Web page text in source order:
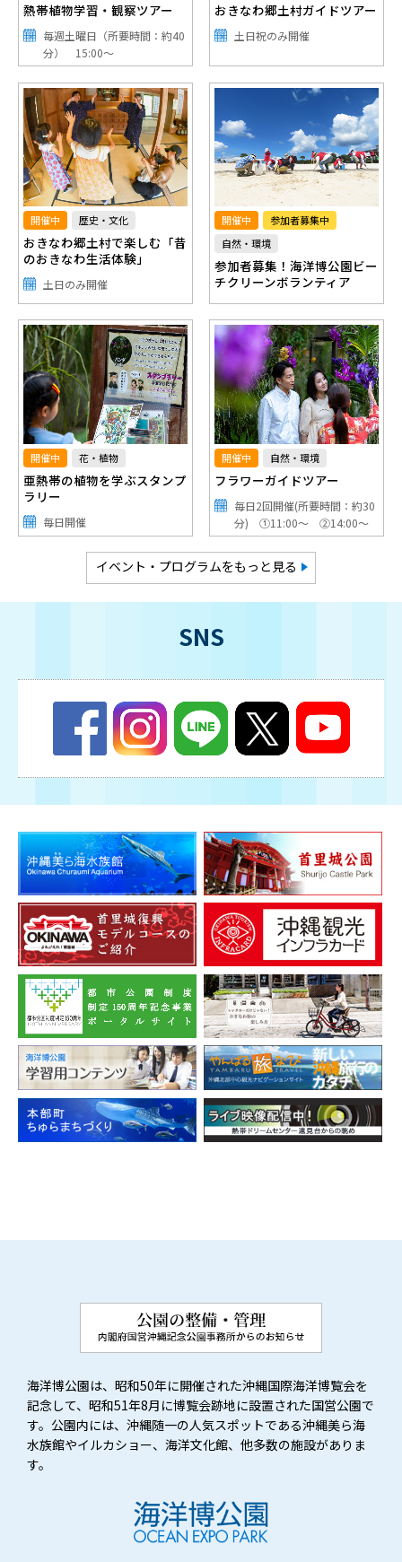
熱帯植物学習・観察ツアー
毎週土曜日（所要時間：約40
分） 15:00～
おきなわ郷土村ガイドツアー
土日祝のみ開催
開催中 歴史・文化
おきなわ郷土村で楽しむ「昔
のおきなわ生活体験」
土日のみ開催
開催中
参加者募集中
自然・環境
参加者募集！海洋博公園ビー
チクリーンボランティア
開催中 花・植物
亜熱帯の植物を学ぶスタンプ
ラリー
毎日開催
開催中 自然・環境
フラワーガイドツアー
毎日2回開催(所要時間：約30
分) ①11:00～ ②14:00～
イベント・プログラムをもっと見る
SNS
海洋博公園は、昭和50年に開催された沖縄国際海洋博覧会を
記念して、昭和51年8月に博覧会跡地に設置された国営公園で
す。公園内には、沖縄随一の人気スポットである沖縄美ら海
水族館やイルカショー、海洋文化館、他多数の施設がありま
す。